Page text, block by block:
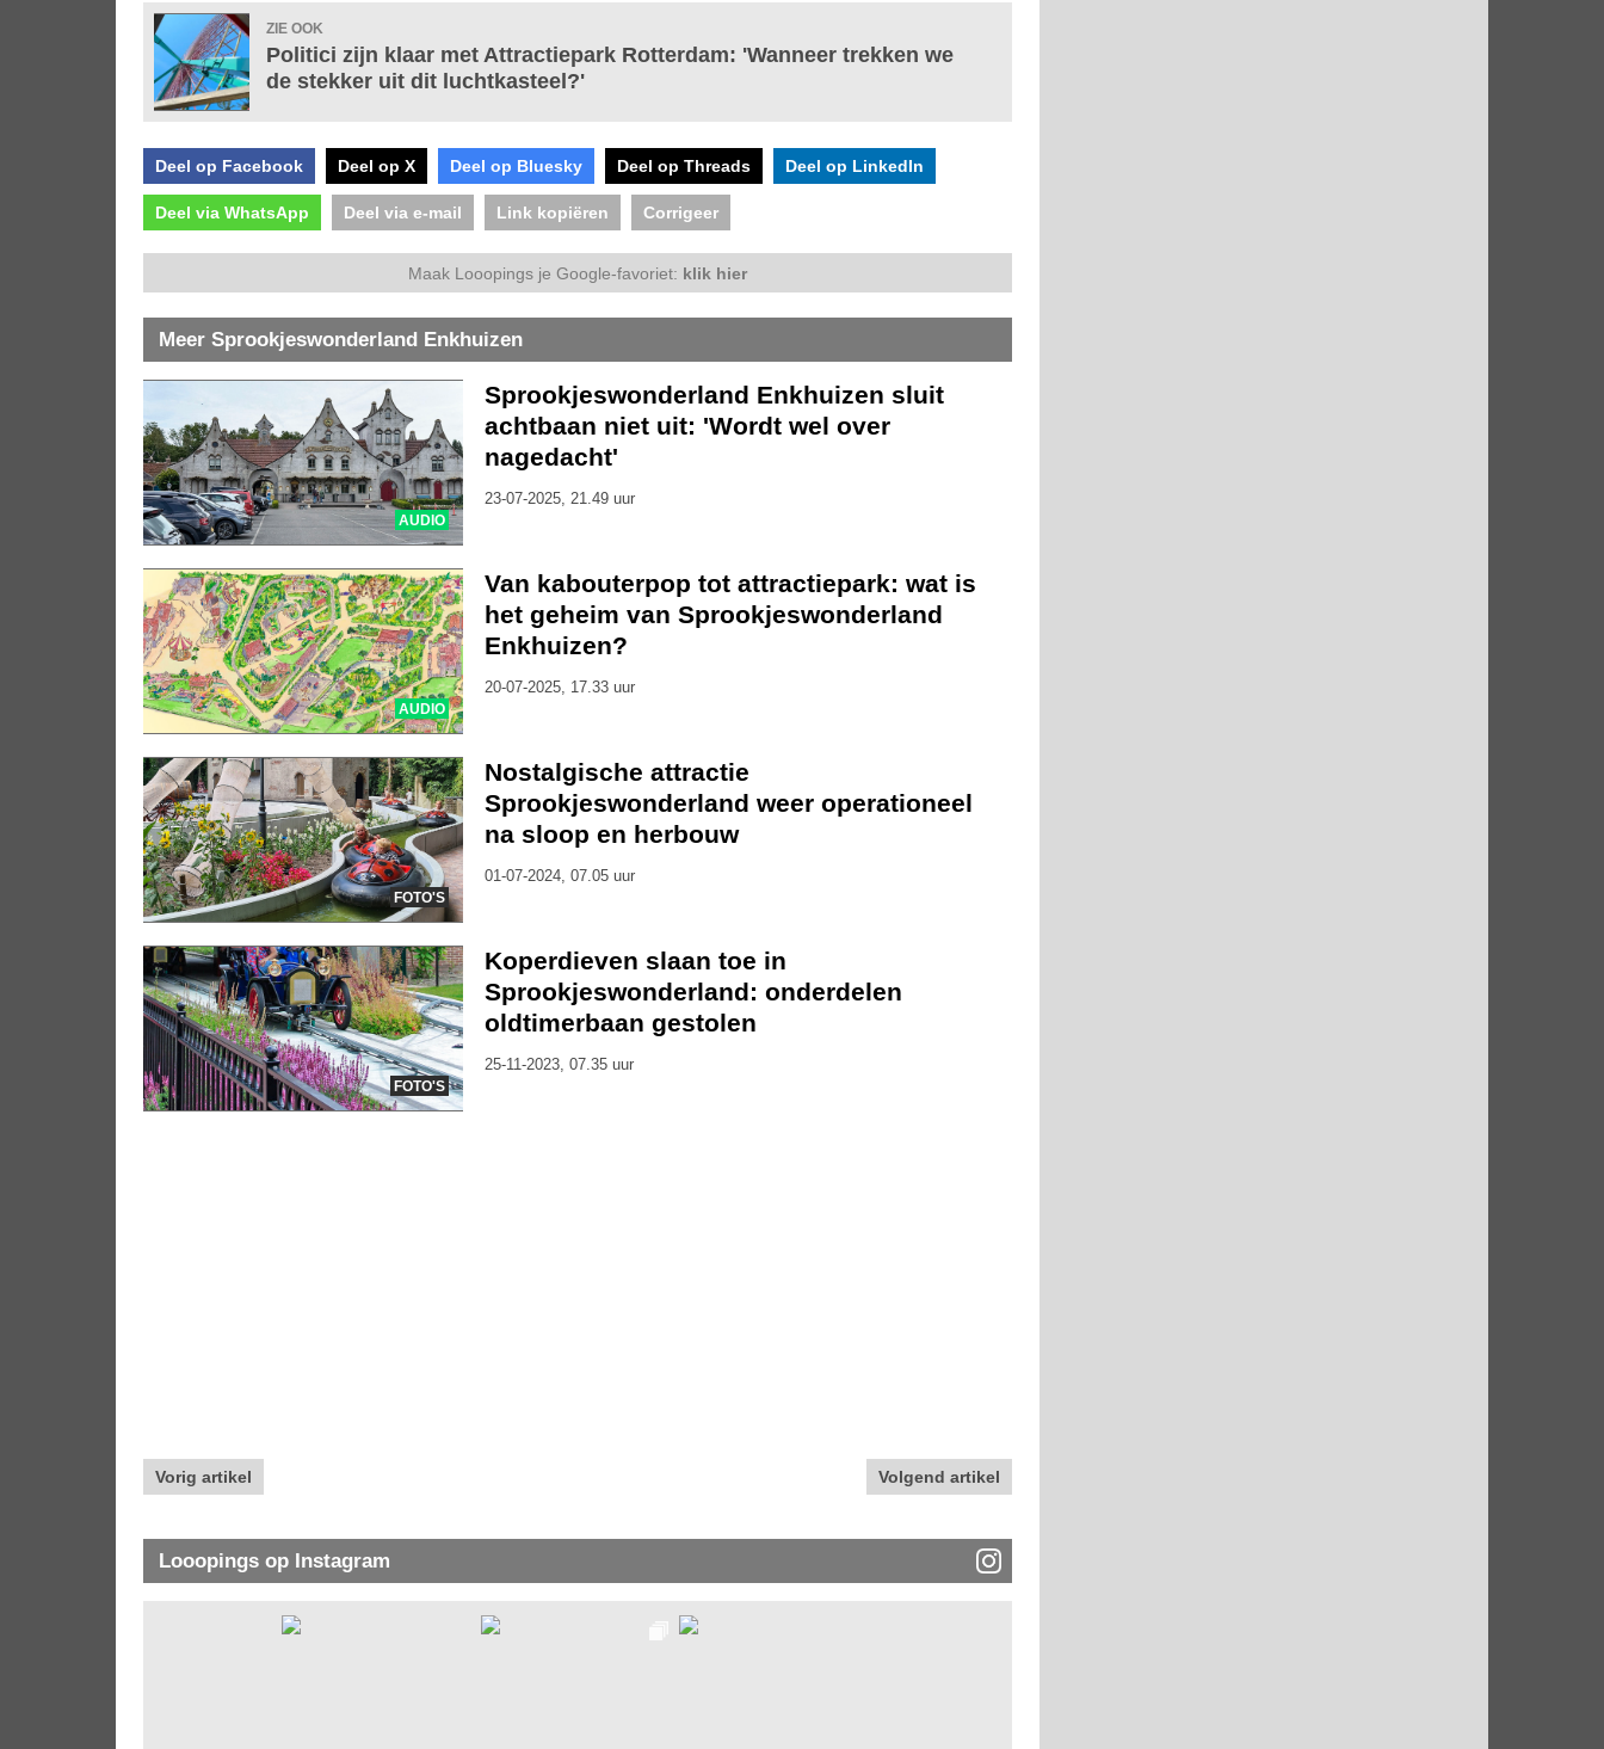
ZIE OOK
Politici zijn klaar met Attractiepark Rotterdam: 'Wanneer trekken we
de stekker uit dit luchtkasteel?'
Deel op Facebook Deel op X Deel op Bluesky Deel op Threads Deel op LinkedIn
Deel via WhatsApp Deel via e-mail Link kopiëren Corrigeer
Maak Looopings je Google-favoriet: klik hier
Meer Sprookjeswonderland Enkhuizen
AUDIO
Sprookjeswonderland Enkhuizen sluit
achtbaan niet uit: 'Wordt wel over
nagedacht'
23-07-2025, 21.49 uur
AUDIO
Van kabouterpop tot attractiepark: wat is
het geheim van Sprookjeswonderland
Enkhuizen?
20-07-2025, 17.33 uur
FOTO'S
Nostalgische attractie
Sprookjeswonderland weer operationeel
na sloop en herbouw
01-07-2024, 07.05 uur
FOTO'S
Koperdieven slaan toe in
Sprookjeswonderland: onderdelen
oldtimerbaan gestolen
25-11-2023, 07.35 uur
Vorig artikel Volgend artikel
Looopings op Instagram